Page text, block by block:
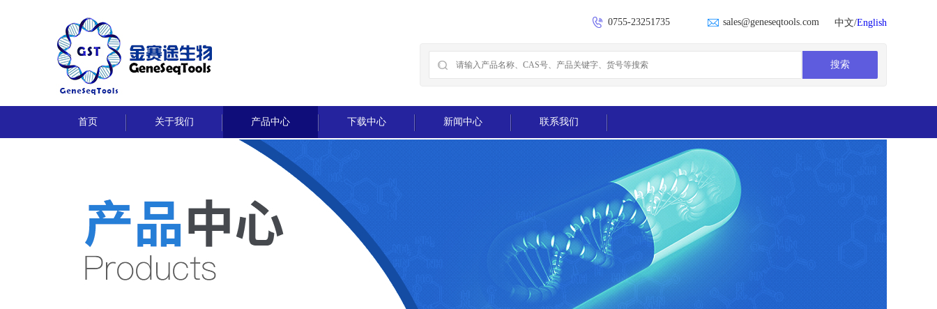
0755-23251735 sales@geneseqtools.com 中文/English
首页 关于我们 产品中心 下载中心 新闻中心 联系我们